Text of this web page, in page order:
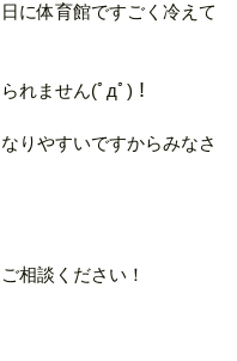
に体育館ですごく冷えて
れません(ﾟдﾟ)！
りやすいですからみなさ
相談ください！